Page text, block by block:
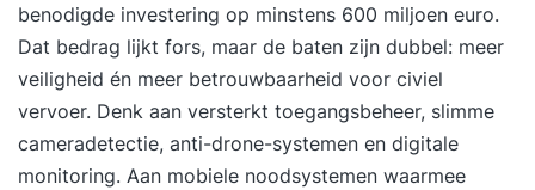
benodigde investering op minstens 600 miljoen euro.
Dat bedrag lijkt fors, maar de baten zijn dubbel: meer
veiligheid én meer betrouwbaarheid voor civiel
vervoer. Denk aan versterkt toegangsbeheer, slimme
cameradetectie, anti-drone-systemen en digitale
monitoring. Aan mobiele noodsystemen waarmee